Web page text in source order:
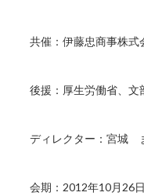
共催：伊藤忠商事株式
後援：厚生労働省、
ディレクター：宮城
会期：2012年10月26